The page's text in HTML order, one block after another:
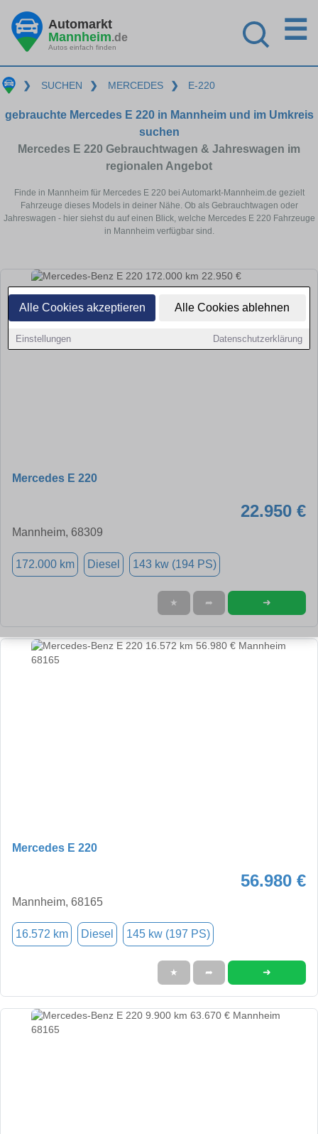
Alle Cookies akzeptieren Alle Cookies ablehnen
Einstellungen Datenschutzerklärung
Automarkt
Mannheim.de
Autos einfach finden
☰
❯ SUCHEN ❯ MERCEDES ❯ E-220
gebrauchte Mercedes E 220 in Mannheim und im Umkreis
suchen
Mercedes E 220 Gebrauchtwagen & Jahreswagen im
regionalen Angebot
Finde in Mannheim für Mercedes E 220 bei Automarkt-Mannheim.de gezielt
Fahrzeuge dieses Models in deiner Nähe. Ob als Gebrauchtwagen oder
Jahreswagen - hier siehst du auf einen Blick, welche Mercedes E 220 Fahrzeuge
in Mannheim verfügbar sind.
Mercedes E 220
22.950 €
Mannheim, 68309
172.000 km Diesel 143 kw (194 PS)
★ ➦ ➜
Mercedes E 220
56.980 €
Mannheim, 68165
16.572 km Diesel 145 kw (197 PS)
★ ➦ ➜